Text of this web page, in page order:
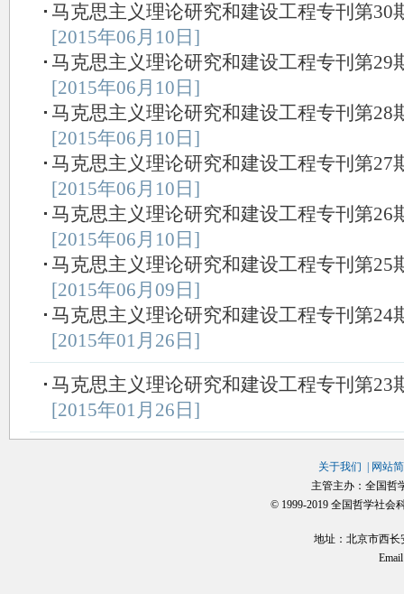
马克思主义理论研究和建设工程专刊第30
[2015年06月10日]
马克思主义理论研究和建设工程专刊第29
[2015年06月10日]
马克思主义理论研究和建设工程专刊第28
[2015年06月10日]
马克思主义理论研究和建设工程专刊第27
[2015年06月10日]
马克思主义理论研究和建设工程专刊第26
[2015年06月10日]
马克思主义理论研究和建设工程专刊第25
[2015年06月09日]
马克思主义理论研究和建设工程专刊第24
[2015年01月26日]
马克思主义理论研究和建设工程专刊第23
[2015年01月26日]
关于我们
网站
主管主办：全国哲
© 1999-2019 全国哲学社会
地址：北京市西长